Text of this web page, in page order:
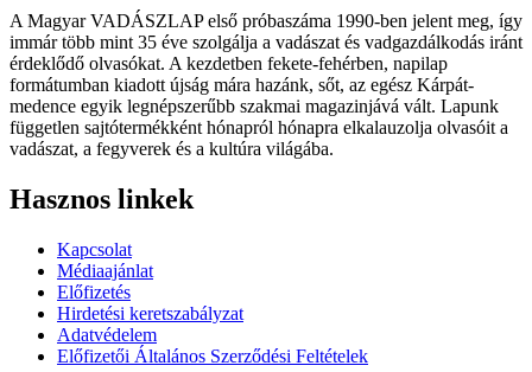
A Magyar VADÁSZLAP első próbaszáma 1990-ben jelent meg, így
immár több mint 35 éve szolgálja a vadászat és vadgazdálkodás iránt
érdeklődő olvasókat. A kezdetben fekete-fehérben, napilap
formátumban kiadott újság mára hazánk, sőt, az egész Kárpát-
medence egyik legnépszerűbb szakmai magazinjává vált. Lapunk
független sajtótermékként hónapról hónapra elkalauzolja olvasóit a
vadászat, a fegyverek és a kultúra világába.
Hasznos linkek
Kapcsolat
Médiaajánlat
Előfizetés
Hirdetési keretszabályzat
Adatvédelem
Előfizetői Általános Szerződési Feltételek